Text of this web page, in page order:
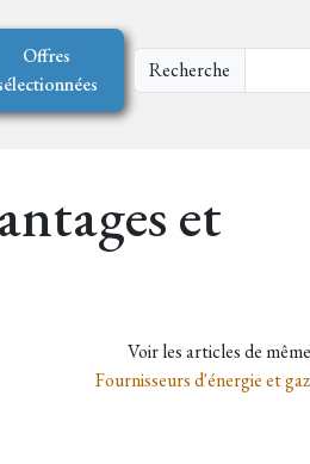
Offres
Recherche
et
Voir les articles de
Fournisseurs d'énergie et gaz